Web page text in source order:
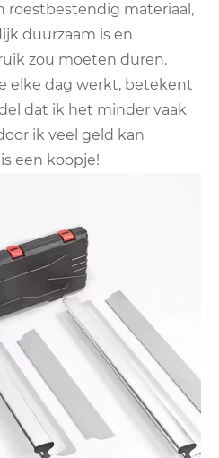
roestbestendig materiaal,
duurzaam is en
zou moeten duren.
elke dag werkt, betekent
dat ik het minder vaak
ik veel geld kan
een koopje!